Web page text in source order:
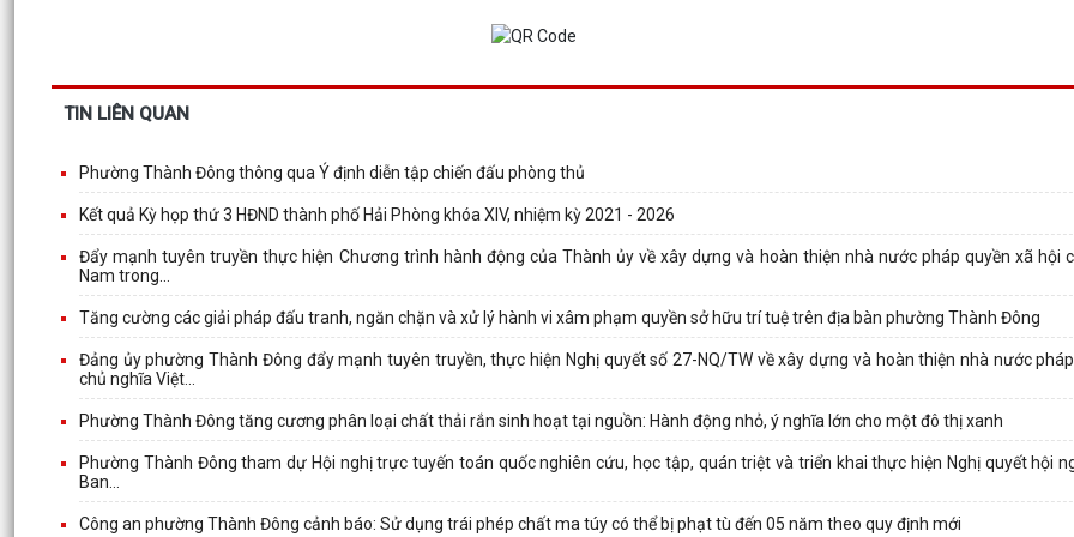
TIN LIÊN QUAN
Phường Thành Đông thông qua Ý định diễn tập chiến đấu phòng thủ
Kết quả Kỳ họp thứ 3 HĐND thành phố Hải Phòng khóa XIV, nhiệm kỳ 2021 - 2026
Đẩy mạnh tuyên truyền thực hiện Chương trình hành động của Thành ủy về xây dựng và hoàn thiện nhà nước pháp quyền xã hội
Nam trong...
Tăng cường các giải pháp đấu tranh, ngăn chặn và xử lý hành vi xâm phạm quyền sở hữu trí tuệ trên địa bàn phường Thành Đông
Đảng ủy phường Thành Đông đẩy mạnh tuyên truyền, thực hiện Nghị quyết số 27-NQ/TW về xây dựng và hoàn thiện nhà nước
chủ nghĩa Việt...
Phường Thành Đông tăng cương phân loại chất thải rắn sinh hoạt tại nguồn: Hành động nhỏ, ý nghĩa lớn cho một đô thị xanh
Phường Thành Đông tham dự Hội nghị trực tuyến toán quốc nghiên cứu, học tập, quán triệt và triển khai thực hiện Nghị quyết hội
Ban...
Công an phường Thành Đông cảnh báo: Sử dụng trái phép chất ma túy có thể bị phạt tù đến 05 năm theo quy định mới